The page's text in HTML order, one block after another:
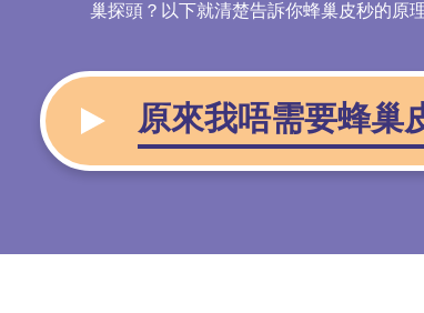
巢探頭？以下就清楚告訴你蜂巢皮秒的原
原來我唔需要蜂巢